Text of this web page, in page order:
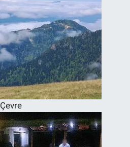
Çevre